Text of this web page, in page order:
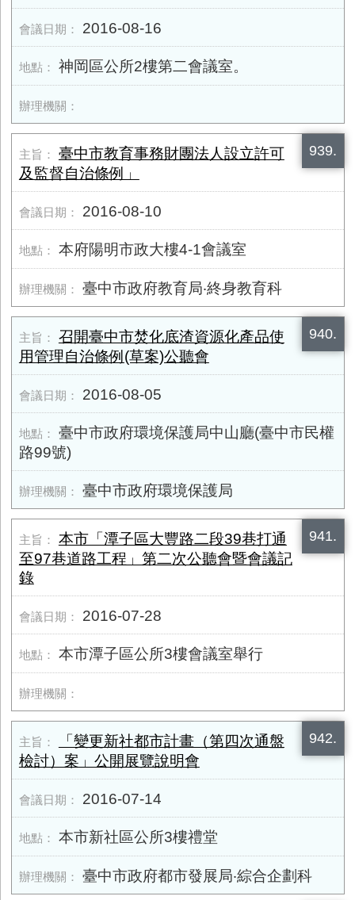
2016-08-16
神岡區公所2樓第二會議室。
939.
臺中市教育事務財團法人設立許可
及監督自治條例」
2016-08-10
本府陽明市政大樓4-1會議室
臺中市政府教育局‧終身教育科
940.
召開臺中市焚化底渣資源化產品使
用管理自治條例(草案)公聽會
2016-08-05
臺中市政府環境保護局中山廳(臺中市民權
路99號)
臺中市政府環境保護局
941.
本市「潭子區大豐路二段39巷打通
至97巷道路工程」第二次公聽會暨會議記
錄
2016-07-28
本市潭子區公所3樓會議室舉行
942.
「變更新社都市計畫（第四次通盤
檢討）案」公開展覽說明會
2016-07-14
本市新社區公所3樓禮堂
臺中市政府都市發展局‧綜合企劃科